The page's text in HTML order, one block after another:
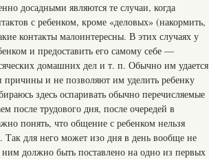
досадными являются те случаи, когда
с ребенком, кроме «деловых» (накормить,
контакты малоинтересны. В этих случаях у
и предоставить его самому себе —
домашних дел и т. п. Обычно им удается
причины и не позволяют им уделить ребенку
здесь оспаривать обычно перечисляемые
трудового дня, после очередей в
понять, что общение с ребенком нельзя
Так для него может изо дня в день вообще не
ним должно быть поставлено на одно из первых